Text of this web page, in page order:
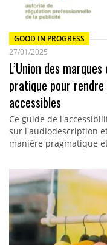
GOOD IN PROGRESS
27/01/2025
L’Union des
pratique pour
accessibles
Ce guide de
sur l'audiodescription
manière pragmatique